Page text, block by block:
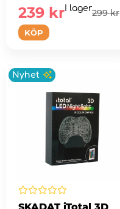
KÖP
299 kr
239 kr I lager
Nyhet